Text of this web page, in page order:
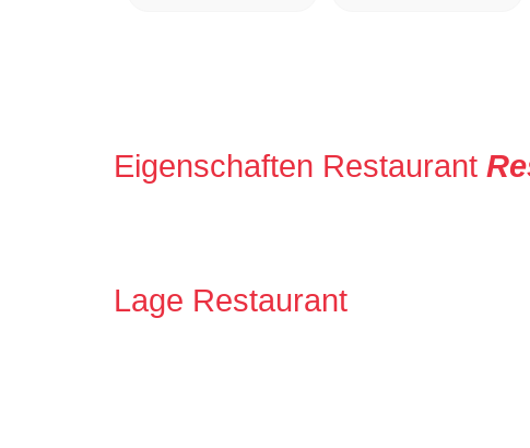
Eigenschaften Restaurant
Lage Restaurant